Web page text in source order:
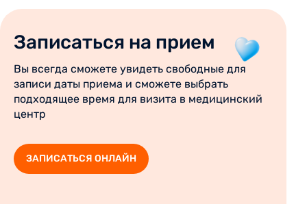
Записаться на прием
Вы всегда сможете увидеть свободные для
записи даты приема и сможете выбрать
подходящее время для визита в медицинский
центр
ЗАПИСАТЬСЯ ОНЛАЙН